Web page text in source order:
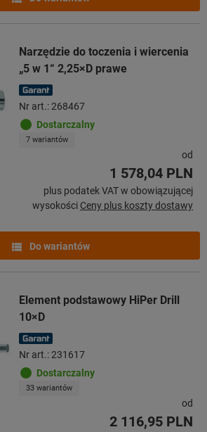
Narzędzie do toczenia i wiercenia
„5 w 1“ 2,25×D prawe
Nr art.: 268467
Dostarczalny
7 wariantów
od
1 578,04 PLN
plus podatek VAT w obowiązującej
wysokości Ceny plus koszty dostawy
Do wariantów
Element podstawowy HiPer Drill
10×D
Nr art.: 231617
Dostarczalny
33 wariantów
od
2 116,95 PLN